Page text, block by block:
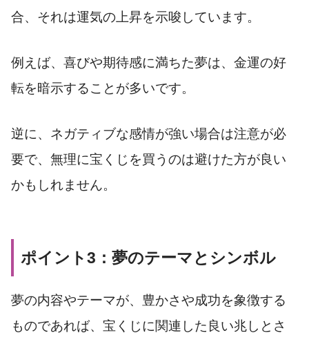
合、それは運気の上昇を示唆しています。
例えば、喜びや期待感に満ちた夢は、金運の好
転を暗示することが多いです。
逆に、ネガティブな感情が強い場合は注意が必
要で、無理に宝くじを買うのは避けた方が良い
かもしれません。
ポイント3：夢のテーマとシンボル
夢の内容やテーマが、豊かさや成功を象徴する
ものであれば、宝くじに関連した良い兆しとさ